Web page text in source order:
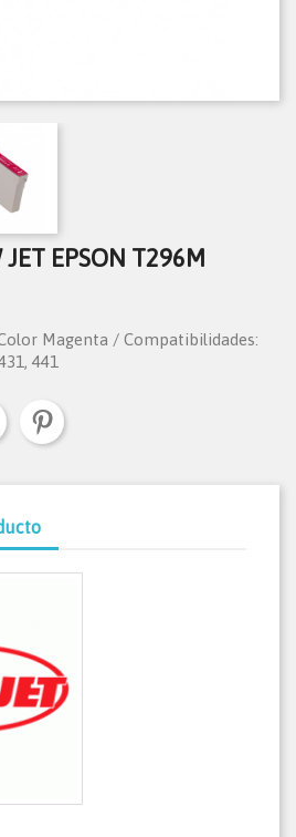
EPSON T296M
Magenta / Compatibilidades:
441